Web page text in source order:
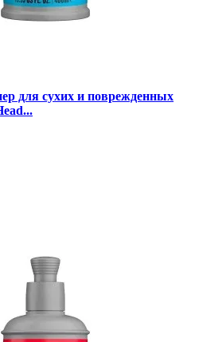
для сухих и поврежденных